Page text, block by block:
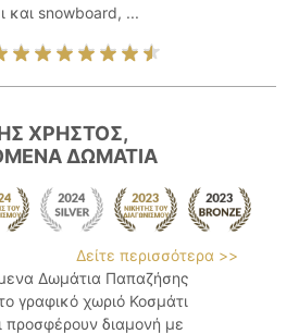
και snowboard, ...
ΧΡΗΣΤΟΣ,
ΔΩΜΑΤΙΑ
Δείτε περισσότερα >>
Δωμάτια Παπαζήσης
γραφικό χωριό Κοσμάτι
προσφέρουν διαμονή με